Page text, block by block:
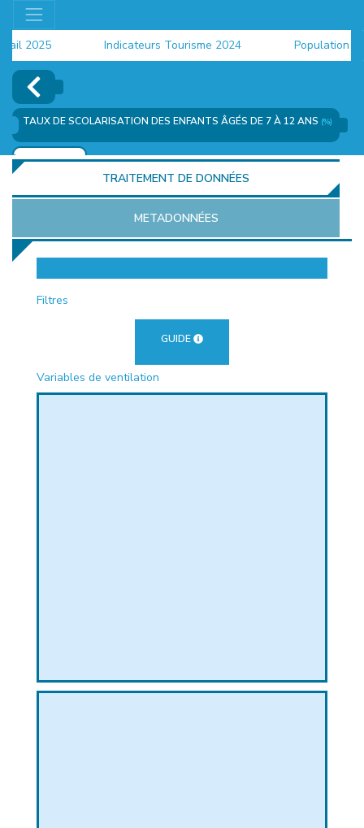
2025 Indicateurs Tourisme 2024 Population 2024
TAUX DE SCOLARISATION DES ENFANTS ÂGÉS DE 7 À 12 ANS (%)
AJOUTER
TRAITEMENT DE DONNÉES
METADONNÉES
Filtres
GUIDE
Variables de ventilation